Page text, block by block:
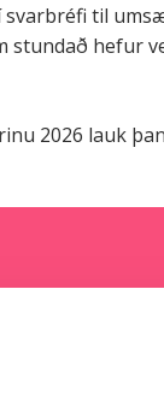
til
stundað hefur
2026 lauk